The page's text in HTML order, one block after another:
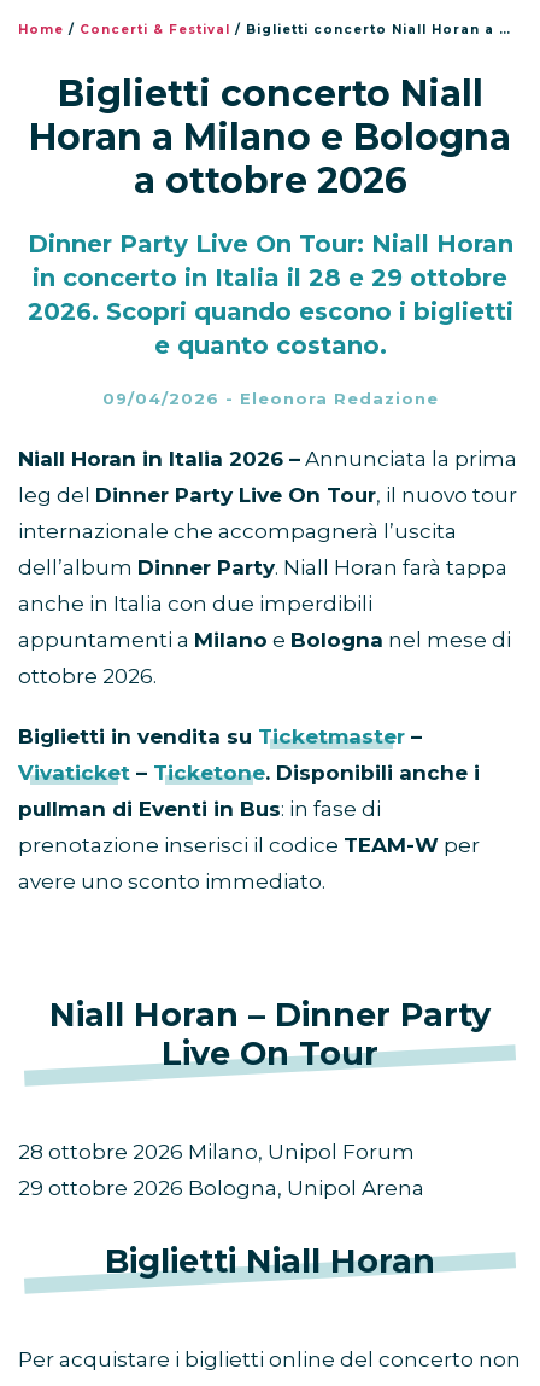
Home / Concerti & Festival / Biglietti concerto Niall Horan a Milano e Bologna a ottobre 2026
Biglietti concerto Niall
Horan a Milano e Bologna
a ottobre 2026
Dinner Party Live On Tour: Niall Horan
in concerto in Italia il 28 e 29 ottobre
2026. Scopri quando escono i biglietti
e quanto costano.
09/04/2026 - Eleonora Redazione
Niall Horan in Italia 2026 – Annunciata la prima
leg del Dinner Party Live On Tour, il nuovo tour
internazionale che accompagnerà l’uscita
dell’album Dinner Party. Niall Horan farà tappa
anche in Italia con due imperdibili
appuntamenti a Milano e Bologna nel mese di
ottobre 2026.
Biglietti in vendita su Ticketmaster –
Vivaticket – Ticketone. Disponibili anche i
pullman di Eventi in Bus: in fase di
prenotazione inserisci il codice TEAM-W per
avere uno sconto immediato.
Niall Horan – Dinner Party
Live On Tour
28 ottobre 2026 Milano, Unipol Forum
29 ottobre 2026 Bologna, Unipol Arena
Biglietti Niall Horan
Per acquistare i biglietti online del concerto non